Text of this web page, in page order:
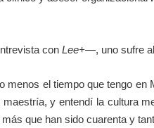
con Lee+―, uno sufre
el tiempo que tengo
y entendí la cultura
que han sido cuarenta y